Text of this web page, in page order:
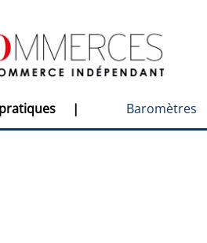
| Baromètres